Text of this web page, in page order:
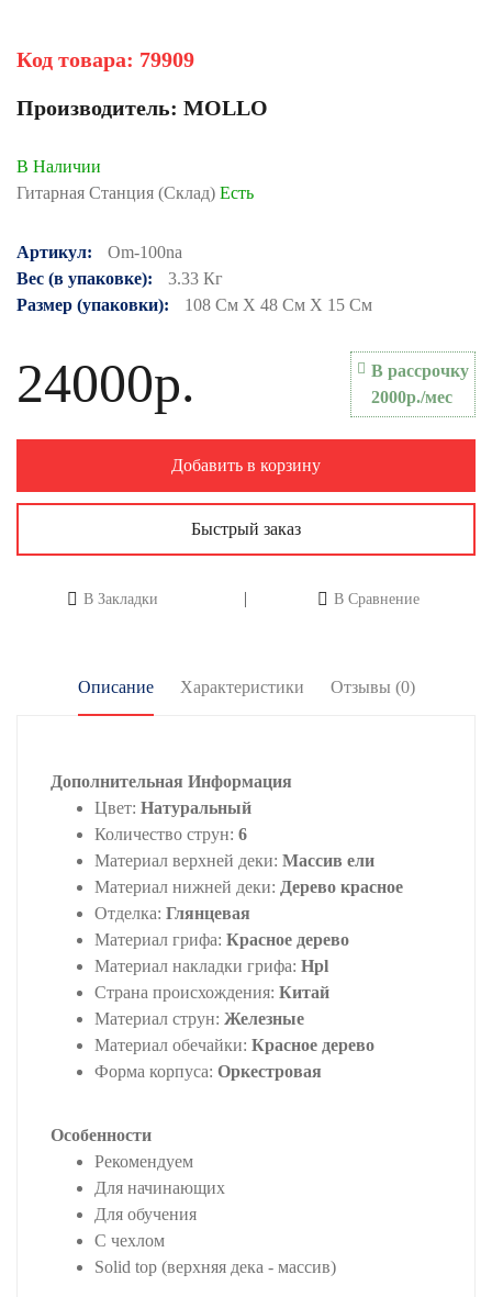
Код товара: 79909
Производитель: MOLLO
В Наличии
Гитарная Станция (Склад) Есть
Артикул:
Om-100na
Вес (в упаковке):
3.33 Кг
Размер (упаковки):
108 См X 48 См X 15 См
24000р.
В рассрочку
2000р./мес
Добавить в корзину
Быстрый заказ
В Закладки В Сравнение
Описание Характеристики Отзывы (0)
Дополнительная Информация
Цвет: Натуральный
Количество струн: 6
Материал верхней деки: Массив ели
Материал нижней деки: Дерево красное
Отделка: Глянцевая
Материал грифа: Красное дерево
Материал накладки грифа: Hpl
Страна происхождения: Китай
Материал струн: Железные
Материал обечайки: Красное дерево
Форма корпуса: Оркестровая
Особенности
Рекомендуем
Для начинающих
Для обучения
С чехлом
Solid top (верхняя дека - массив)